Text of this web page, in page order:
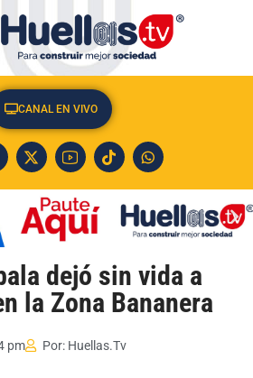
CANAL EN VIVO
dejó sin vida a
la Zona Bananera
pm Por: Huellas.Tv